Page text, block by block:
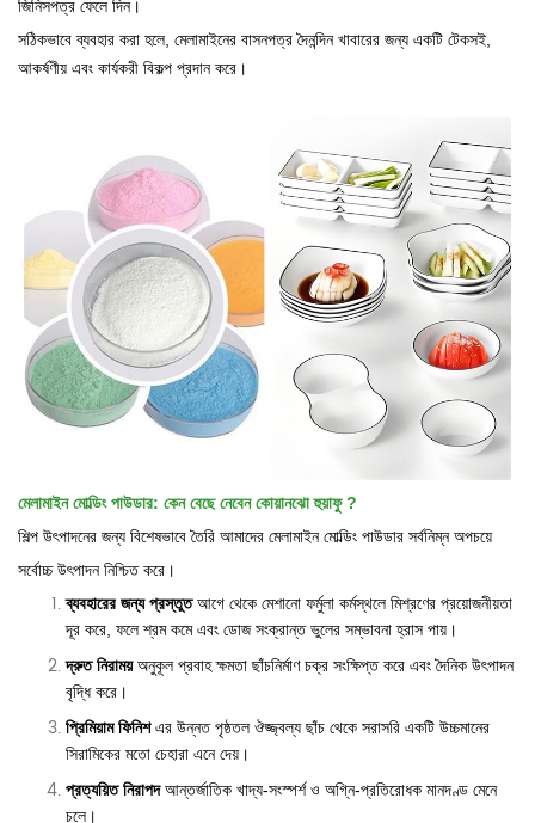
জিনিসপত্র ফেলে দিন।
সঠিকভাবে ব্যবহার করা হলে, মেলামাইনের বাসনপত্র দৈনন্দিন খাবারের জন্য একটি টেকসই,
আকর্ষণীয় এবং কার্যকরী বিকল্প প্রদান করে।
মেলামাইন মোল্ডিং পাউডার: কেন বেছে নেবেনকোয়ানঝো হুয়াফু?
শিল্প উৎপাদনের জন্য বিশেষভাবে তৈরি আমাদের মেলামাইন মোল্ডিং পাউডার সর্বনিম্ন অপচয়ে
সর্বোচ্চ উৎপাদন নিশ্চিত করে।
ব্যবহারের জন্য প্রস্তুতআগে থেকে মেশানো ফর্মুলা কর্মস্থলে মিশ্রণের প্রয়োজনীয়তা
দূর করে, ফলে শ্রম কমে এবং ডোজ সংক্রান্ত ভুলের সম্ভাবনা হ্রাস পায়।
দ্রুত নিরাময়অনুকূল প্রবাহ ক্ষমতা ছাঁচনির্মাণ চক্র সংক্ষিপ্ত করে এবং দৈনিক উৎপাদন
বৃদ্ধি করে।
প্রিমিয়াম ফিনিশএর উন্নত পৃষ্ঠতল ঔজ্জ্বল্য ছাঁচ থেকে সরাসরি একটি উচ্চমানের
সিরামিকের মতো চেহারা এনে দেয়।
প্রত্যয়িত নিরাপদআন্তর্জাতিক খাদ্য-সংস্পর্শ ও অগ্নি-প্রতিরোধক মানদণ্ড মেনে